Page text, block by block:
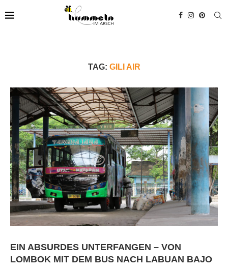
TAG: GILI AIR
EIN ABSURDES UNTERFANGEN – VON
LOMBOK MIT DEM BUS NACH LABUAN BAJO